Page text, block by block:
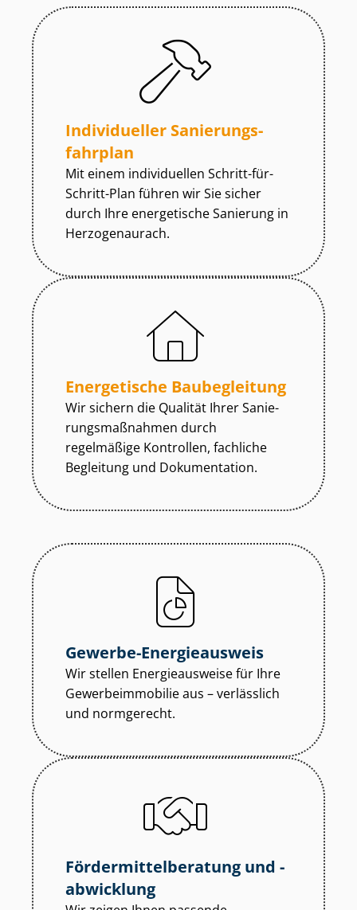
Individueller Sa­nie­rungs­
fahr­plan
Mit einem individuellen Schritt-für-
Schritt-Plan führen wir Sie sicher
durch Ihre energetische Sanierung in
Herzogenaurach.
Energetische Baubegleitung
Wir sichern die Qualität Ihrer Sa­nie­
rungs­maß­nah­men durch
regelmäßige Kontrollen, fachliche
Begleitung und Dokumentation.
Gewerbe-Energieausweis
Wir stellen Energieausweise für Ihre
Ge­wer­be­im­mo­bi­lie aus – verlässlich
und normgerecht.
För­der­mit­tel­be­ra­tung und -
abwicklung